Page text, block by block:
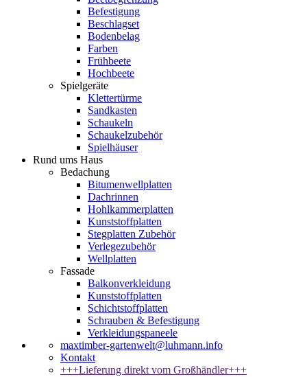
Befestigung
Beschlagset
Bodenbelag
Farben
Frühbeete
Hochbeete
Spielgeräte
Klettertürme
Sandkasten
Schaukeln
Schaukelzubehör
Spielhäuser
Rund ums Haus
Bedachung
Bitumenwellplatten
Dachrinnen
Hohlkammerplatten
Kunststoffplatten
Stegplatten Zubehör
Verlegezubehör
Wellplatten
Fassade
Balkonverkleidung
Kunststoffplatten
Schichtstoffplatten
Schrauben & Befestigung
Verkleidungspaneele
maxtimber-gartenwelt@luhmann.info
Kontakt
+++Lieferung direkt vom Großhändler+++